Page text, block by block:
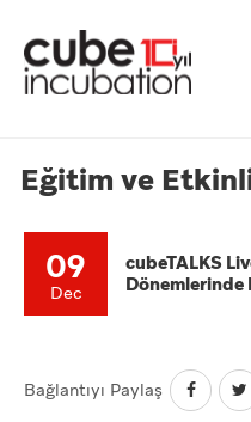
Eğitim ve
09
Dec
cubeTALKS
Dönemlerinde
Bağlantıyı Paylaş